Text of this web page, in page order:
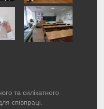
та силікатного
співпраці.